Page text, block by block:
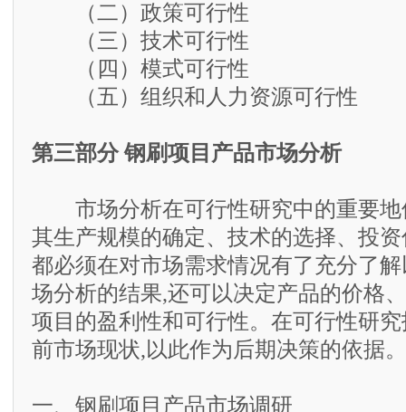
（二）政策可行性
（三）技术可行性
（四）模式可行性
（五）组织和人力资源可行性
第三部分 钢刷项目产品市场分析
市场分析在可行性研究中的重要地
其生产规模的确定、技术的选择、投
都必须在对市场需求情况有了充分了
场分析的结果,还可以决定产品的价格
项目的盈利性和可行性。在可行性研
前市场现状,以此作为后期决策的依据。
一、钢刷项目产品市场调研